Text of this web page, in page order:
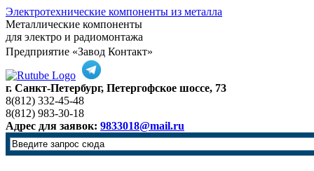
Электротехнические компоненты из металла
Металлические компоненты
для электро и радиомонтажа
Предприятие «Завод Контакт»
г. Санкт-Петербург, Петергофское шоссе, 73
8(812) 332-45-48
8(812) 983-30-18
Адрес для заявок: 9833018@mail.ru